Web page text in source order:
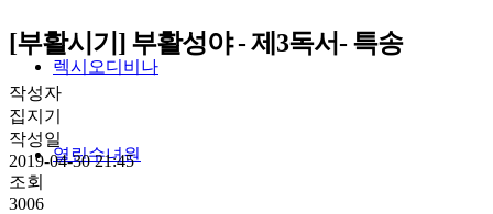
렉시오디비나
열린수녀원
[부활시기] 부활성야 - 제3독서- 특송
작성자
집지기
작성일
2019-04-30 21:45
조회
3006